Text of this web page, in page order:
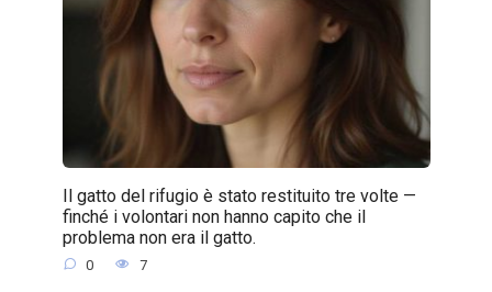
Il gatto del rifugio è stato restituito tre volte —
finché i volontari non hanno capito che il
problema non era il gatto.
0 7